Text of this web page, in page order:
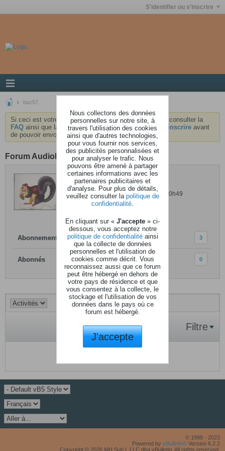
S'identifier ou s'inscrire
baz57
Si ceci est votre première visite, nous vous invitons à consulter la
FAQ ainsi que la chartedu forum . Vous devrez vous inscrire avant
de pouvoir envoyer des messages.
Forum AudioKeys
baz57
Dernière activité: 30 octobre 2013, 10h49
Inscrit: 15 octobre 2007
Abonnements 3
Abonnés 0
Filtre
© 1998 - 2023
Powered by vBulletin® Version 6.2.2
Copyright © 2026 MH Sub I, LLC dba vBulletin. All rights reserved.
Nous collectons des données
personnelles sur notre site, à
travers l'utilisation des cookies
ainsi que d'autres technologies,
pour vous fournir nos services,
des publicités personnalisées et
pour analyser le trafic. Nous
pouvons être amené à partager
certaines informations avec les
partenaires publicitaires et
d'analyse. Pour plus de détails,
veuillez consulter la politique de
confidentialité
En cliquant sur « J'accepte » ci-
dessous, vous acceptez notre
politique de confidentialitéainsi
que la collecte de données
personnelles et l'utilisation de
cookies comme décrit. Vous
reconnaissez aussi que ce forum
peut être hébergé en dehors de
votre pays de résidence et que
vous consentez à la collecte, le
stockage et l'utilisation de vos
données dans le pays où ce
forum est hébergé.
J'accepte